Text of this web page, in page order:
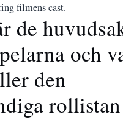
filmens cast.
de
och
den